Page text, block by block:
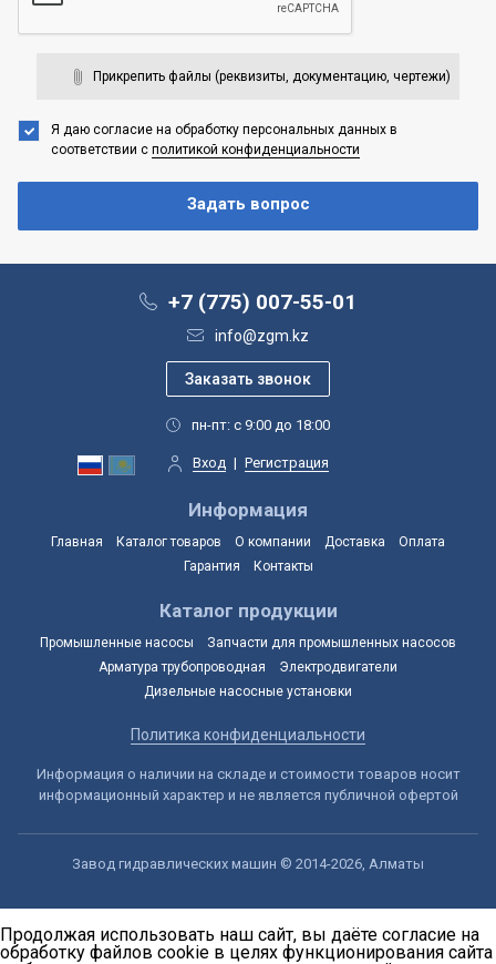
Прикрепить файлы (реквизиты, документацию, чертежи)
Я даю согласие на обработку персональных данных в
соответствии с политикой конфиденциальности
+7 (775) 007-55-01
info@zgm.kz
пн-пт: с 9:00 до 18:00
Вход | Регистрация
Информация
Главная Каталог товаров О компании Доставка
Оплата
Гарантия
Контакты
Каталог продукции
Промышленные насосы
Запчасти для промышленных насосов
Арматура трубопроводная
Электродвигатели
Дизельные насосные установки
Политика конфиденциальности
Информация о наличии на складе и стоимости товаров носит
информационный характер и не является публичной офертой
Завод гидравлических машин © 2014-2026, Алматы
Продолжая использовать наш сайт, вы даёте согласие на
обработку файлов cookie в целях функционирования сайта